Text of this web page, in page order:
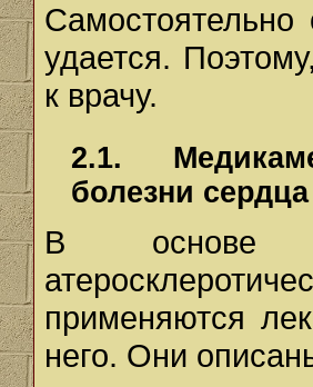
Самостоятельно
удается.
к врачу.
2.1.
болезни сердца
В основе
применяются
него. Они